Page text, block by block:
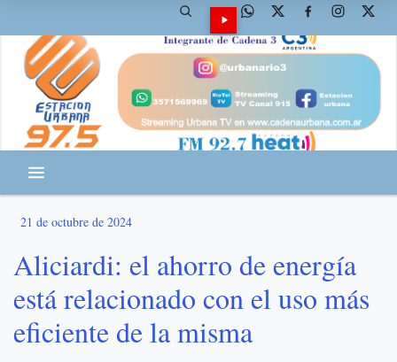
21 de octubre de 2024
Aliciardi: el ahorro de energía
está relacionado con el uso más
eficiente de la misma